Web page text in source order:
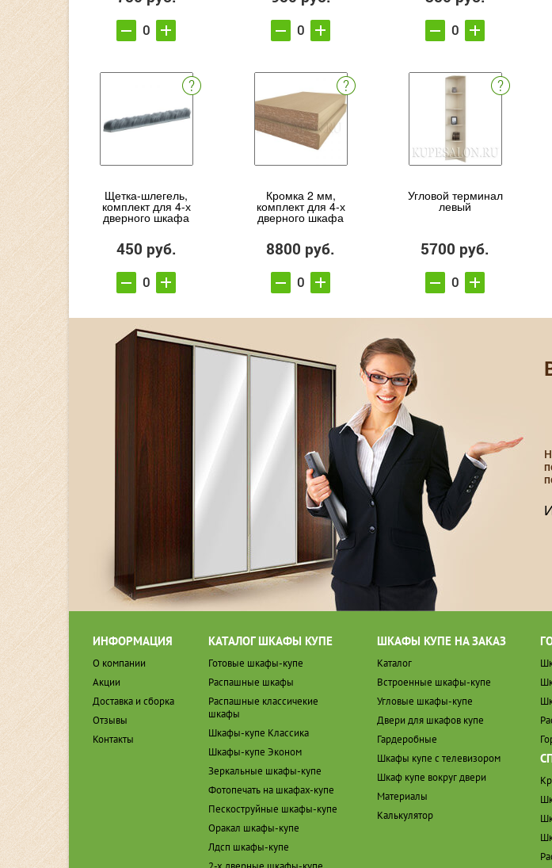
Щетка-шлегель,
комплект для 4-х
дверного шкафа
450 руб.
Кромка 2 мм,
комплект для 4-х
дверного шкафа
8800 руб.
Угловой терминал
левый
5700 руб.
ИНФОРМАЦИЯ
О компании
Акции
Доставка и сборка
Отзывы
Контакты
КАТАЛОГ ШКАФЫ КУПЕ
Готовые шкафы-купе
Распашные шкафы
Распашные классичекие
шкафы
Шкафы-купе Классика
Шкафы-купе Эконом
Зеркальные шкафы-купе
Фотопечать на шкафах-купе
Пескоструйные шкафы-купе
Оракал шкафы-купе
Лдсп шкафы-купе
ШКАФЫ КУПЕ НА ЗАКАЗ
Каталог
Встроенные шкафы-купе
Угловые шкафы-купе
Двери для шкафов купе
Гардеробные
Шкафы купе с телевизором
Шкаф купе вокруг двери
Материалы
Калькулятор